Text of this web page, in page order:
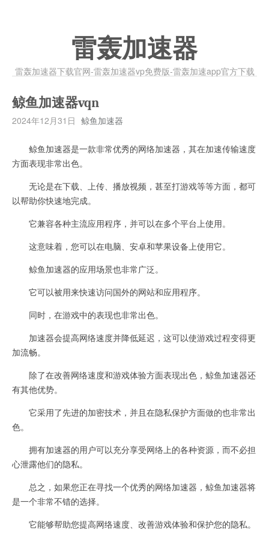
雷轰加速器
雷轰加速器下载官网-雷轰加速器vp免费版-雷轰加速app官方下载
鲸鱼加速器vqn
2024年12月31日 鲸鱼加速器
鲸鱼加速器是一款非常优秀的网络加速器，其在加速传输速度
方面表现非常出色。
无论是在下载、上传、播放视频，甚至打游戏等等方面，都可
以帮助你快速地完成。
它兼容各种主流应用程序，并可以在多个平台上使用。
这意味着，您可以在电脑、安卓和苹果设备上使用它。
鲸鱼加速器的应用场景也非常广泛。
它可以被用来快速访问国外的网站和应用程序。
同时，在游戏中的表现也非常出色。
加速器会提高网络速度并降低延迟，这可以使游戏过程变得更
加流畅。
除了在改善网络速度和游戏体验方面表现出色，鲸鱼加速器还
有其他优势。
它采用了先进的加密技术，并且在隐私保护方面做的也非常出
色。
拥有加速器的用户可以充分享受网络上的各种资源，而不必担
心泄露他们的隐私。
总之，如果您正在寻找一个优秀的网络加速器，鲸鱼加速器将
是一个非常不错的选择。
它能够帮助您提高网络速度、改善游戏体验和保护您的隐私。